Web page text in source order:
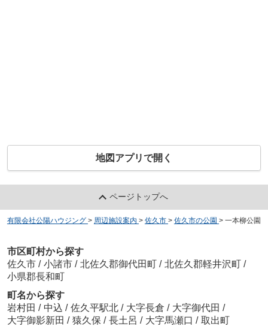
地図アプリで開く
ページトップへ
有限会社公陽ハウジング > 周辺施設案内 > 佐久市 > 佐久市の公園 > 一本柳公園
市区町村から探す
佐久市 / 小諸市 / 北佐久郡御代田町 / 北佐久郡軽井沢町 /
小県郡長和町
町名から探す
岩村田 / 中込 / 佐久平駅北 / 大字長倉 / 大字御代田 /
大字御影新田 / 猿久保 / 長土呂 / 大字馬瀬口 / 取出町